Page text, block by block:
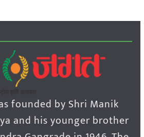
founded by Shri Manik
and his younger brother